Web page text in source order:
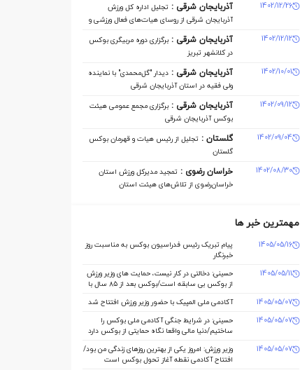
1402/12/26
آذربایجان شرقی :تجلیل اداره کل ورزش
آذربایجان ‌شرقی از روسای هیات‌های فعال ورزشی و
مدال‌آوران
1402/12/12 آذربایجان شرقی :برگزاری دوره مربیگری بوکس
در کلانشهر تبریز
1402/10/01
آذربایجان شرقی :دیدار "گل‌محمدی" با نماینده
ولی فقیه در استان آذربایجان شرقی
1402/09/12
آذربایجان شرقی :برگزاری مجمع عمومی هیئت
بوکس آذربایجان شرقی
1402/09/04
گلستان :تجلیل از رئیس هیات و قهرمان بوکس
گلستان
1402/08/30
خراسان رضوی :تمجید مدیرکل ورزش استان
خراسان‌رضوی از تلاش‌های هیئت استان
مهمترین خبر ها
1405/05/16
پیام تبریک رئیس فدراسیون بوکس به مناسبت روز
خبرنگار
1405/05/11
حسینی: دخالتی در کار نیست، حمایت های وزیر ورزش
از بوکس بی سابقه است/بوکس بعد از ۸۵ سال با
1405/05/07
آکادمی ملی المپیک با حضور وزیر ورزش افتتاح شد
1405/05/07
حسینی: در شرایط جنگی آکادمی ملی بوکس را
ساختیم/دنیا مالی واقعا نگاه حمایتی از بوکس دارد
1405/05/07
وزیر ورزش: امروز یکی از بهترین روزهای زندگی من بود/
افتتاح آکادمی نقطه آغاز تحول بوکس است